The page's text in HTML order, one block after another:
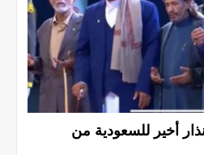
أخير للسعودية من